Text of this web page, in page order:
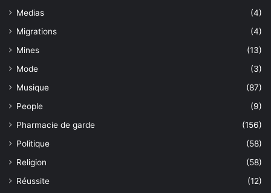
Medias
(4)
Migrations
(4)
Mines
(13)
Mode
(3)
Musique
(87)
People
(9)
Pharmacie de garde
(156)
Politique
(58)
Religion
(58)
Réussite
(12)